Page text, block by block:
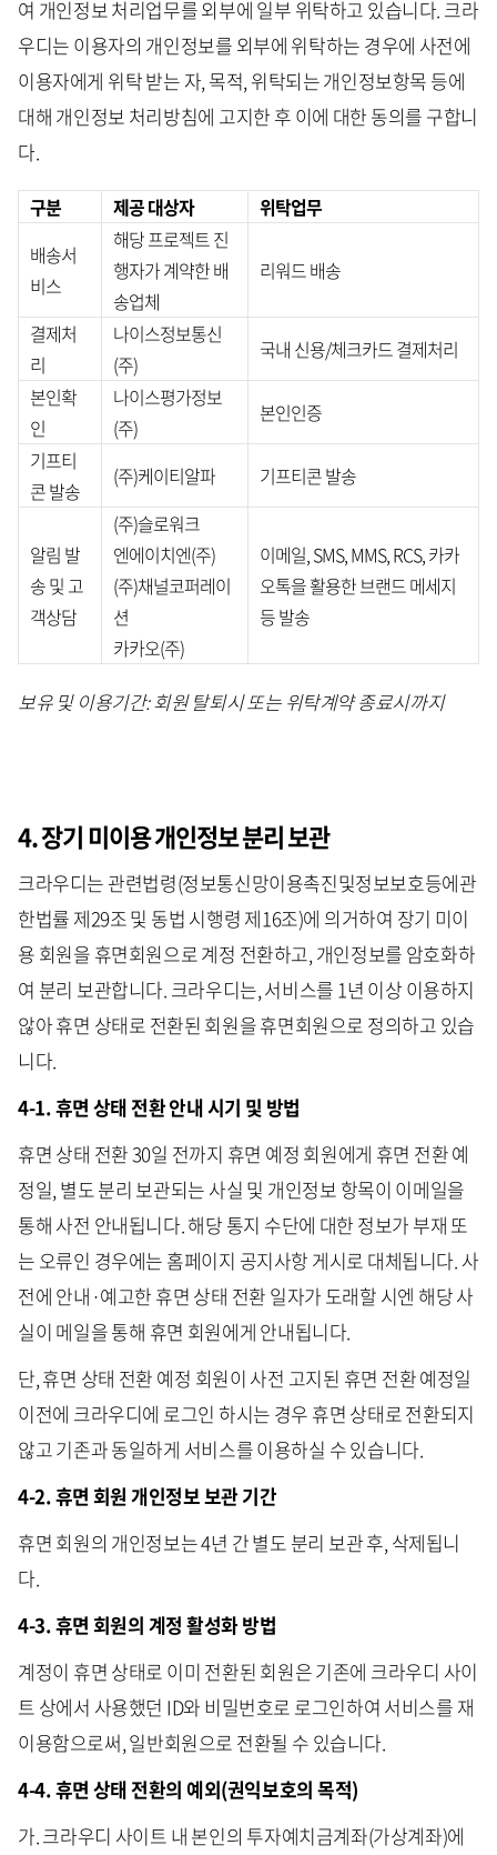
여 개인정보 처리업무를 외부에 일부 위탁하고 있습니다. 크라
우디는 이용자의 개인정보를 외부에 위탁하는 경우에 사전에
이용자에게 위탁 받는 자, 목적, 위탁되는 개인정보항목 등에
대해 개인정보 처리방침에 고지한 후 이에 대한 동의를 구합니
다.
구분 제공 대상자
위탁업무
배송서
비스
해당 프로젝트 진
행자가 계약한 배
송업체
리워드 배송
결제처
리
나이스정보통신
(주)
국내 신용/체크카드 결제처리
본인확
인
나이스평가정보
(주)
본인인증
기프티
콘 발송
(주)케이티알파 기프티콘 발송
알림 발
송 및 고
객상담
(주)슬로워크
엔에이치엔(주)
(주)채널코퍼레이
션
카카오(주)
이메일, SMS, MMS, RCS, 카카
오톡을 활용한 브랜드 메세지
등 발송
보유 및 이용기간: 회원 탈퇴시 또는 위탁계약 종료시까지
4.장기 미이용 개인정보 분리 보관
크라우디는 관련법령(정보통신망이용촉진및정보보호등에관
한법률 제29조 및 동법 시행령 제16조)에 의거하여 장기 미이
용 회원을 휴면회원으로 계정 전환하고, 개인정보를 암호화하
여 분리 보관합니다. 크라우디는, 서비스를 1년 이상 이용하지
않아 휴면 상태로 전환된 회원을 휴면회원으로 정의하고 있습
니다.
4-1. 휴면 상태 전환 안내 시기 및 방법
휴면 상태 전환 30일 전까지 휴면 예정 회원에게 휴면 전환 예
정일, 별도 분리 보관되는 사실 및 개인정보 항목이 이메일을
통해 사전 안내됩니다. 해당 통지 수단에 대한 정보가 부재 또
는 오류인 경우에는 홈페이지 공지사항 게시로 대체됩니다. 사
전에 안내·예고한 휴면 상태 전환 일자가 도래할 시엔 해당 사
실이 메일을 통해 휴면 회원에게 안내됩니다.
단, 휴면 상태 전환 예정 회원이 사전 고지된 휴면 전환 예정일
이전에 크라우디에 로그인 하시는 경우 휴면 상태로 전환되지
않고 기존과 동일하게 서비스를 이용하실 수 있습니다.
4-2. 휴면 회원 개인정보 보관 기간
휴면 회원의 개인정보는 4년 간 별도 분리 보관 후, 삭제됩니
다.
4-3. 휴면 회원의 계정 활성화 방법
계정이 휴면 상태로 이미 전환된 회원은 기존에 크라우디 사이
트 상에서 사용했던 ID와 비밀번호로 로그인하여 서비스를 재
이용함으로써, 일반회원으로 전환될 수 있습니다.
4-4. 휴면 상태 전환의 예외(권익보호의 목적)
가. 크라우디 사이트 내 본인의 투자예치금계좌(가상계좌)에